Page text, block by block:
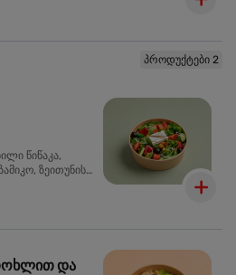
პროდუქტები 2
წიწაკა,
ზეითუნის
და